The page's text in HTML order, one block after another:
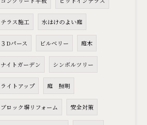
テラス施工 水はけのよい庭
３Dパース ビルベリー 庭木
ナイトガーデン シンボルツリー
ライトアップ 庭 照明
ブロック塀リフォーム 安全対策